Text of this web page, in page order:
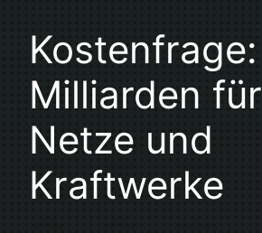
Kostenfrage:
Milliarden für
Netze und
Kraftwerke